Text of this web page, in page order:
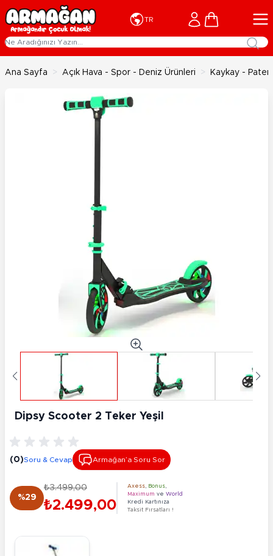
İçeriğe geç
TR Cart
Ana Sayfa > Açık Hava - Spor - Deniz Ürünleri > Kaykay -
Dipsy Scooter 2 Teker Yeşil
(0)Soru & Cevap Armağan’a Soru Sor
%29
₺3.499,00
₺2.499,00
Axess Bonus
Maximum ve World
Kredi Kartınıza
Taksit Fırsatları !